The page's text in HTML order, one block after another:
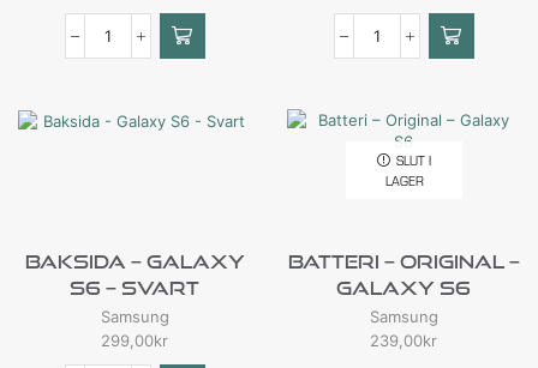
Baksida – Galaxy
S6 – Svart
Samsung
299,00kr
SLUT I
LAGER
Batteri – Original –
Galaxy S6
Samsung
239,00kr